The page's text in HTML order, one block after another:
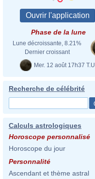
Phase de la lune
Lune décroissante, 8.21%
Dernier croissant
Mer. 12 août 17h37 T.U.
Recherche de célébrité
Calculs astrologiques
Horoscope personnalisé
Horoscope du jour
Personnalité
Ascendant et thème astral